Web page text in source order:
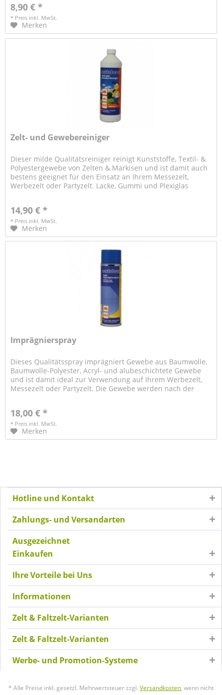
8,90 € *
* Preis inkl. MwSt.
Merken
Zelt- und Gewebereiniger
Dieser milde Qualitätsreiniger reinigt Kunststoffe, Textil- &
Polyestergewebe von Zelten & Markisen und ist damit auch
bestens geeignet für den Einsatz an Ihrem Messezelt,
Werbezelt oder Partyzelt. Lacke, Gummi und Plexiglas
14,90 € *
* Preis inkl. MwSt.
Merken
Imprägnierspray
Dieses Qualitätsspray imprägniert Gewebe aus Baumwolle,
Baumwolle-Polyester, Acryl- und alubeschichtete Gewebe
und ist damit ideal zur Verwendung auf Ihrem Werbezelt,
Messezelt oder Partyzelt. Die Gewebe werden nach der
18,00 € *
* Preis inkl. MwSt.
Merken
Hotline und Kontakt
Zahlungs- und Versandarten
Ausgezeichnet
Einkaufen
Ihre Vorteile bei Uns
Informationen
Zelt & Faltzelt-Varianten
Zelt & Faltzelt-Varianten
Werbe- und Promotion-Systeme
* Alle Preise inkl. gesetzl. Mehrwertsteuer zzgl. Versandkosten, wenn nicht